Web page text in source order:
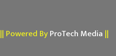
|| Powered ByProTech Media ||